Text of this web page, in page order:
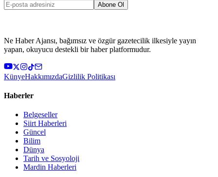
Abone Ol
Ne Haber Ajansı, bağımsız ve özgür gazetecilik ilkesiyle yayın
yapan, okuyucu destekli bir haber platformudur.
KünyeHakkımızdaGizlilik Politikası
Haberler
Belgeseller
Siirt Haberleri
Güncel
Bilim
Dünya
Tarih ve Sosyoloji
Mardin Haberleri